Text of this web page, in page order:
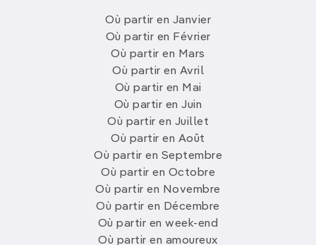
Où partir en Janvier
Où partir en Février
Où partir en Mars
Où partir en Avril
Où partir en Mai
Où partir en Juin
Où partir en Juillet
Où partir en Août
Où partir en Septembre
Où partir en Octobre
Où partir en Novembre
Où partir en Décembre
Où partir en week-end
Où partir en amoureux